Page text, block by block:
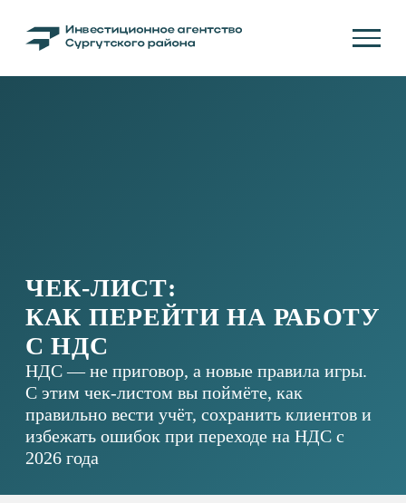
С этим чек-листом вы поймёте, как
правильно вести учёт, сохранить клиентов и
избежать ошибок при переходе на НДС с
2026 года